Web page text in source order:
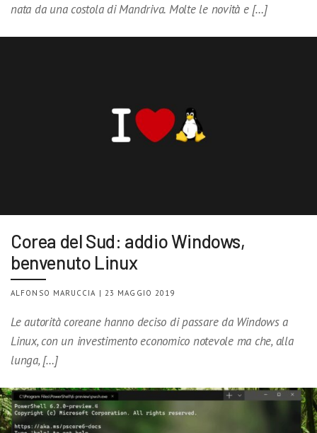
nata da una costola di Mandriva. Molte le novità e […]
Corea del Sud: addio Windows,
benvenuto Linux
ALFONSO MARUCCIA | 23 MAGGIO 2019
Le autorità coreane hanno deciso di passare da Windows a
Linux, con un investimento economico notevole ma che, alla
lunga, […]